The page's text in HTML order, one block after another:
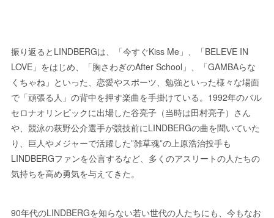
振り返るとLINDBERGは、「今すぐKiss Me」、「BELEVE IN
LOVE」をはじめ、「胸さわぎのAfter School」、「GAMBAらな
くちゃね」といった、恋愛やスポーツ、勉強といった様々な場面
で「頑張る人」の背中を押す楽曲を手掛けている。1992年のバル
セロナオリンピックに出場した谷亮子（当時は田村亮子）さん
や、競泳の萩野公介選手が競技前にLINDBERGの曲を聞いていた
り、巨人やメジャーで活躍した”雑草魂”の上原浩治投手も
LINDBERGファンを公言するなど、多くのアスリートの人たちの
気持ちを高め勇気を与えてきた。
90年代のLINDBERGを知らない若い世代の人たちにも、今もなお